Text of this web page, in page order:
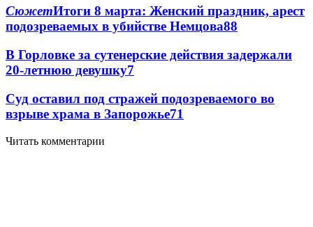
СюжетИтоги 8 марта: Женский праздник, арест
подозреваемых в убийстве Немцова88
В Горловке за сутенерские действия задержали
20-летнюю девушку7
Суд оставил под стражей подозреваемого во
взрыве храма в Запорожье71
Читать комментарии